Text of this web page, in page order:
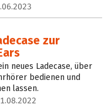
zur
neues Ladecase, über
bedienen und
lassen.